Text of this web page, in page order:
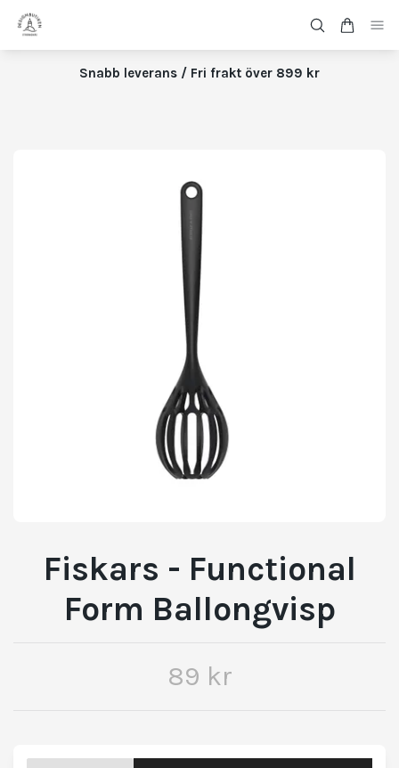
Snabb leverans / Fri frakt över 899 kr
Fiskars - Functional
Form Ballongvisp
89 kr